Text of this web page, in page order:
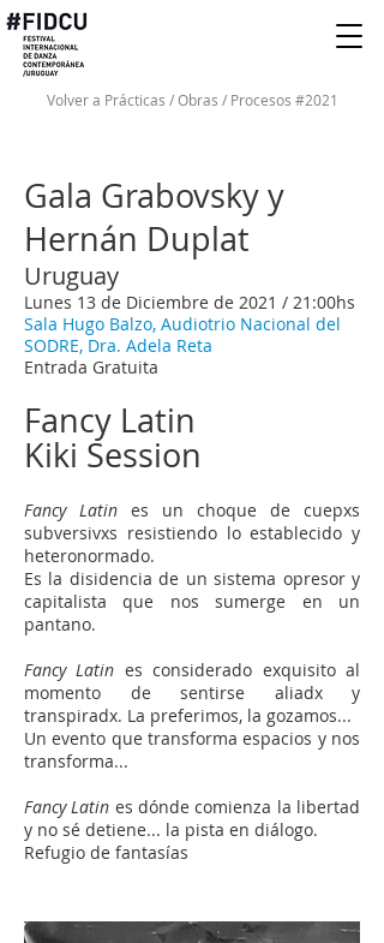
Volver a Prácticas / Obras / Procesos #2021
Gala Grabovsky y
Hernán Duplat
Uruguay
Lunes 13 de Diciembre de 2021 / 21:00hs
Sala Hugo Balzo, Audiotrio Nacional del
SODRE, Dra. Adela Reta
Entrada Gratuita
Fancy Latin
Kiki Session
Fancy Latin es un choque de cuepxs
subversivxs resistiendo lo establecido y
heteronormado.
Es la disidencia de un sistema opresor y
capitalista que nos sumerge en un
pantano.
Fancy Latin es considerado exquisito al
momento de sentirse aliadx y
transpiradx. La preferimos, la gozamos...
Un evento que transforma espacios y nos
transforma...
Fancy Latin es dónde comienza la libertad
y no sé detiene... la pista en diálogo.
Refugio de fantasías